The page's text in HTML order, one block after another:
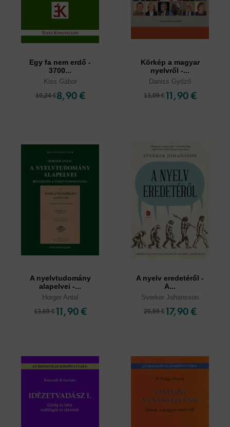
Egy fa nem erdő -
3700...
Kiss Gábor
10,24 €8,90 €
Körkép a magyar
nyelvről -...
Daniss Győző
13,09 € 11,90 €
A nyelvtudomány
alapelvei -...
Horger Antal
13,69 € 11,90 €
A nyelv eredetéről -
A...
Sverker Johansson
20,59 € 17,90 €